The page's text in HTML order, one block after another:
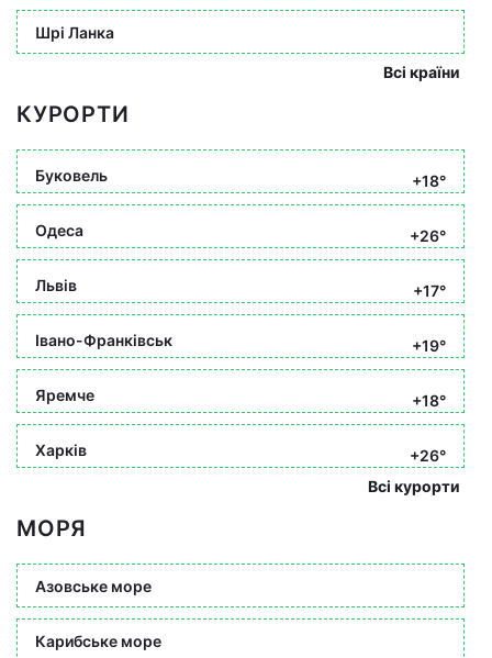
Шрі Ланка
Всі країни
КУРОРТИ
Буковель +18°
Одеса +26°
Львів +17°
Івано-Франківськ +19°
Яремче +18°
Харків
+26°
Всі курорти
МОРЯ
Азовське море
Карибське море